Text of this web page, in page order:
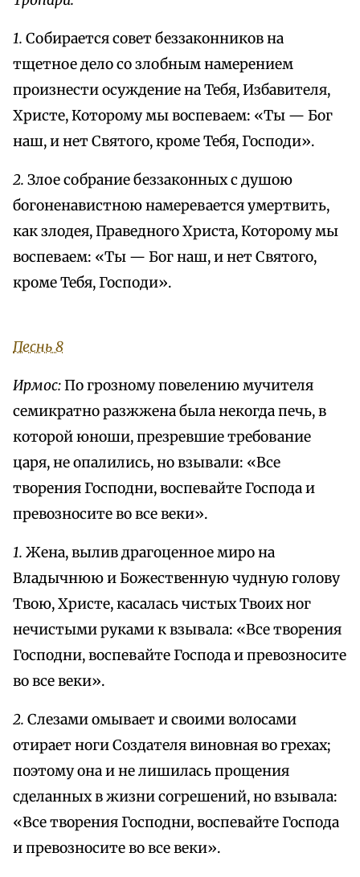
1. Собирается совет беззаконников на
тщетное дело со злобным намерением
произнести осуждение на Тебя, Избавителя,
Христе, Которому мы воспеваем: «Ты — Бог
наш, и нет Святого, кроме Тебя, Господи».
2. Злое собрание беззаконных с душою
богоненавистною намеревается умертвить,
как злодея, Праведного Христа, Которому мы
воспеваем: «Ты — Бог наш, и нет Святого,
кроме Тебя, Господи».
Песнь 8
Ирмос:По грозному повелению мучителя
семикратно разжжена была некогда печь, в
которой юноши, презревшие требование
царя, не опалились, но взывали: «Все
творения Господни, воспевайте Господа и
превозносите во все веки».
1. Жена, вылив драгоценное миро на
Владычнюю и Божественную чудную голову
Твою, Христе, касалась чистых Твоих ног
нечистыми руками к взывала: «Все творения
Господни, воспевайте Господа и превозносите
во все веки».
2. Слезами омывает и своими волосами
отирает ноги Создателя виновная во грехах;
поэтому она и не лишилась прощения
сделанных в жизни согрешений, но взывала:
«Все творения Господни, воспевайте Господа
и превозносите во все веки».